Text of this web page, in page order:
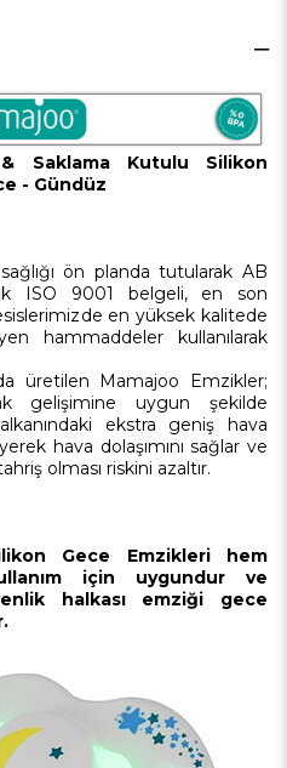
Saklama Kutulu Silikon
- Gündüz
ön planda tutularak AB
ISO 9001 belgeli, en son
en yüksek kalitede
hammaddeler kullanılarak
üretilen Mamajoo Emzikler;
gelişimine uygun şekilde
ekstra geniş hava
hava dolaşımını sağlar ve
olması riskini azaltır.
Gece Emzikleri hem
için uygundur ve
halkası emziği gece